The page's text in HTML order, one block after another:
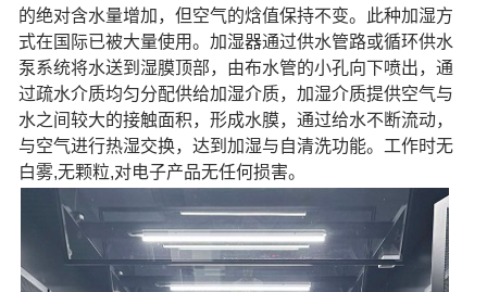
的绝对含水量增加，但空气的焓值保持不变。此种加湿方
式在国际已被大量使用。加湿器通过供水管路或循环供水
泵系统将水送到湿膜顶部，由布水管的小孔向下喷出，通
过疏水介质均匀分配供给加湿介质，加湿介质提供空气与
水之间较大的接触面积，形成水膜，通过给水不断流动，
与空气进行热湿交换，达到加湿与自清洗功能。工作时无
白雾,无颗粒,对电子产品无任何损害。